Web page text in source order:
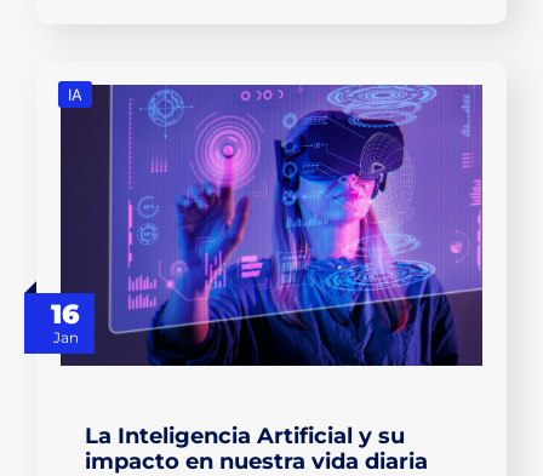
16
Jan
IA
La Inteligencia Artificial y su
impacto en nuestra vida diaria